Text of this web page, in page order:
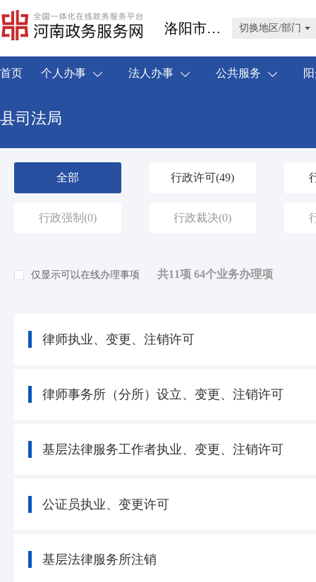
洛阳市伊川县 切换地区/部门
首页 个人办事 法人办事 公共服务
县司法局
全部 行政许可(49)
行政强制 (0) 行政裁决(0)
仅显示可以在线办理事项 共11项 64个业务办理项
律师执业、变更、注销许可
律师事务所（分所）设立、变更、注销许可
基层法律服务工作者执业、变更、注销许可
公证员执业、变更许可
基层法律服务所注销